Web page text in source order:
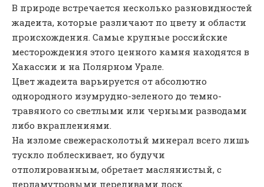
В природе встречается несколько разновидностей
жадеита, которые различают по цвету и области
происхождения. Самые крупные российские
месторождения этого ценного камня находятся в
Хакассии и на Полярном Урале.
Цвет жадеита варьируется от абсолютно
однородного изумрудно-зеленого до темно-
травяного со светлыми или черными разводами
либо вкраплениями.
На изломе свежерасколотый минерал всего лишь
тускло поблескивает, но будучи
отполированным, обретает маслянистый, с
перламутровыми переливами лоск.